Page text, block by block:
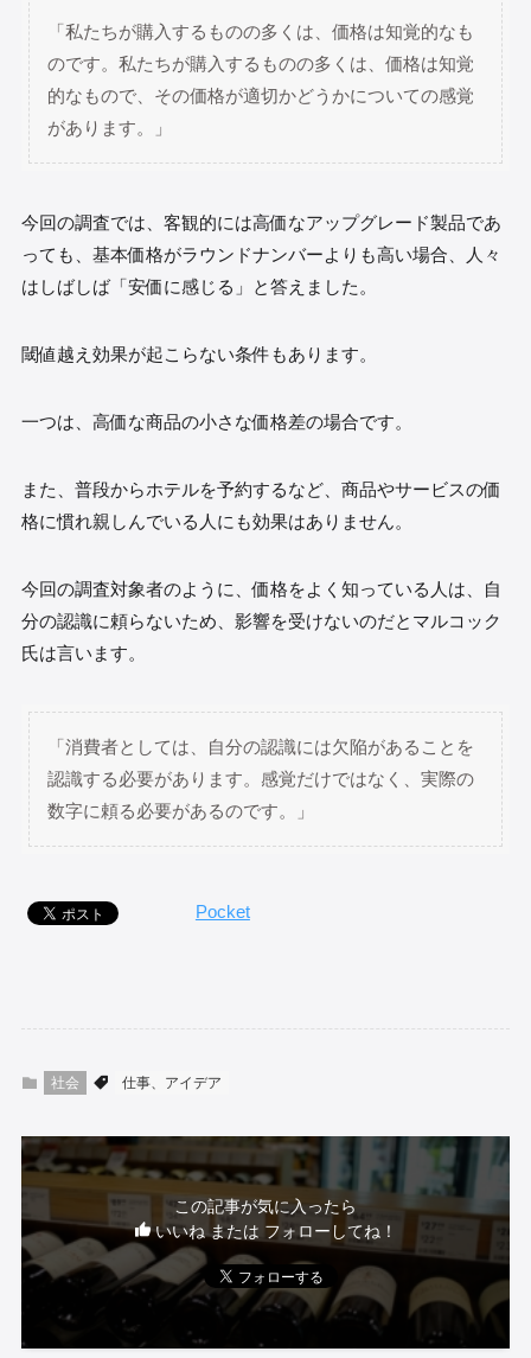
「私たちが購入するものの多くは、価格は知覚的なも
のです。私たちが購入するものの多くは、価格は知覚
的なもので、その価格が適切かどうかについての感覚
があります。」
今回の調査では、客観的には高価なアップグレード製品であ
っても、基本価格がラウンドナンバーよりも高い場合、人々
はしばしば「安価に感じる」と答えました。
閾値越え効果が起こらない条件もあります。
一つは、高価な商品の小さな価格差の場合です。
また、普段からホテルを予約するなど、商品やサービスの価
格に慣れ親しんでいる人にも効果はありません。
今回の調査対象者のように、価格をよく知っている人は、自
分の認識に頼らないため、影響を受けないのだとマルコック
氏は言います。
「消費者としては、自分の認識には欠陥があることを
認識する必要があります。感覚だけではなく、実際の
数字に頼る必要があるのです。」
Pocket
社会 仕事、アイデア
この記事が気に入ったら
いいね または フォローしてね！